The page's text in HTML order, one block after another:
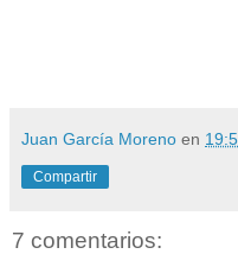
Juan García Moreno en
Compartir
7 comentarios: